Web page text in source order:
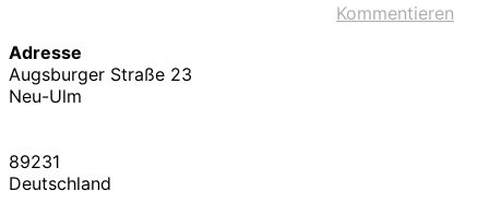
Kommentieren
Adresse
Augsburger Straße 23
Neu-Ulm
89231
Deutschland